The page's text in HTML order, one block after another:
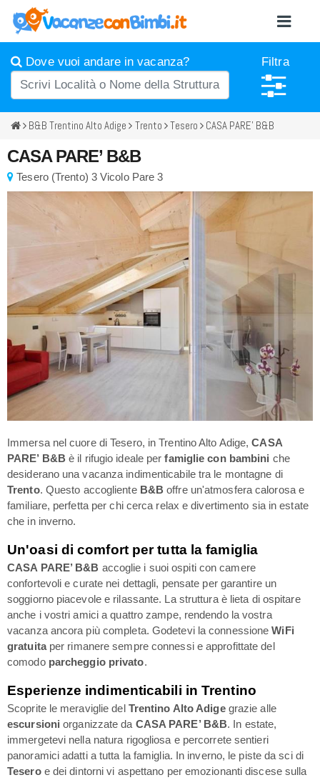
Dove vuoi andare in vacanza? Filtra
B&B Trentino Alto Adige Trento Tesero CASA PARE’ B&B
CASA PARE’ B&B
Tesero(Trento) 3 Vicolo Pare 3
Immersa nel cuore di Tesero, in Trentino Alto Adige,CASA
PARE’ B&B è il rifugio ideale perfamiglie con bambini che
desiderano una vacanza indimenticabile tra le montagne di
Trento. Questo accogliente B&B offre un'atmosfera calorosa e
familiare, perfetta per chi cerca relax e divertimento sia in estate
che in inverno.
Un'oasi di comfort per tutta la famiglia
CASA PARE’ B&B accoglie i suoi ospiti con camere
confortevoli e curate nei dettagli, pensate per garantire un
soggiorno piacevole e rilassante. La struttura è lieta di ospitare
anche i vostri amici a quattro zampe, rendendo la vostra
vacanza ancora più completa. Godetevi la connessioneWiFi
gratuitaper rimanere sempre connessi e approfittate del
comodo parcheggio privato.
Esperienze indimenticabili in Trentino
Scoprite le meraviglie del Trentino Alto Adigegrazie alle
escursioni organizzate da CASA PARE’ B&B. In estate,
immergetevi nella natura rigogliosa e percorrete sentieri
panoramici adatti a tutta la famiglia. In inverno, le piste da sci di
Teseroe dei dintorni vi aspettano per emozionanti discese sulla